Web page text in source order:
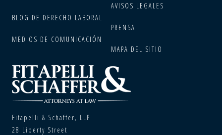
BLOG DE DERECHO LABORAL
MEDIOS DE COMUNICACIÓN
AVISOS LEGALES
PRENSA
MAPA DEL SITIO
Fitapelli & Schaffer, LLP
28 Liberty Street